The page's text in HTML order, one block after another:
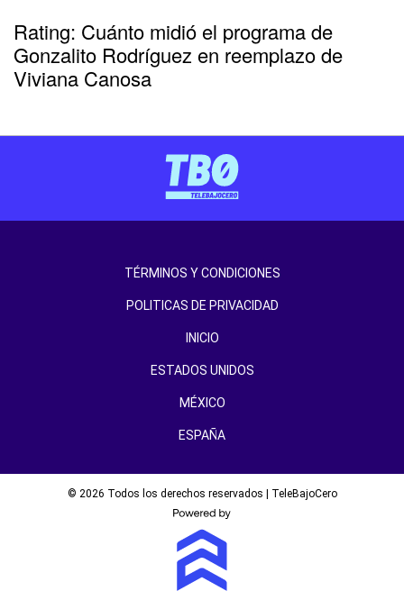
Rating: Cuánto midió el programa de
Gonzalito Rodríguez en reemplazo de
Viviana Canosa
TÉRMINOS Y CONDICIONES
POLITICAS DE PRIVACIDAD
INICIO
ESTADOS UNIDOS
MÉXICO
ESPAÑA
© 2026 Todos los derechos reservados | TeleBajoCero